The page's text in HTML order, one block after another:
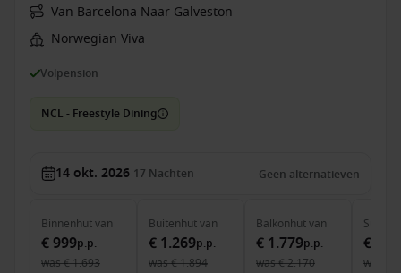
Van Barcelona Naar Galveston
Norwegian Viva
Volpension
NCL - Freestyle Dining
14 okt. 2026 17 Nachten Geen alternatieven
Binnenhutvan
€ 999p.p.
was€ 1.693
Buitenhutvan
€ 1.269p.p.
was€ 1.894
Balkonhutvan
€ 1.779p.p.
was€ 2.170
Suite
€
was